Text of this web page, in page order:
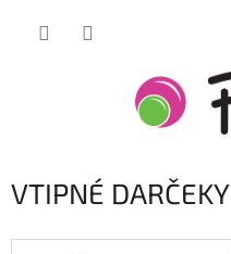
VTIPNÉ DARČEKY